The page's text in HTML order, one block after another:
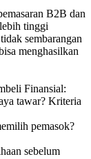
B2B dan
tinggi
sembarangan
menghasilkan
Finansial:
tawar? Kriteria
pemasok?
sebelum